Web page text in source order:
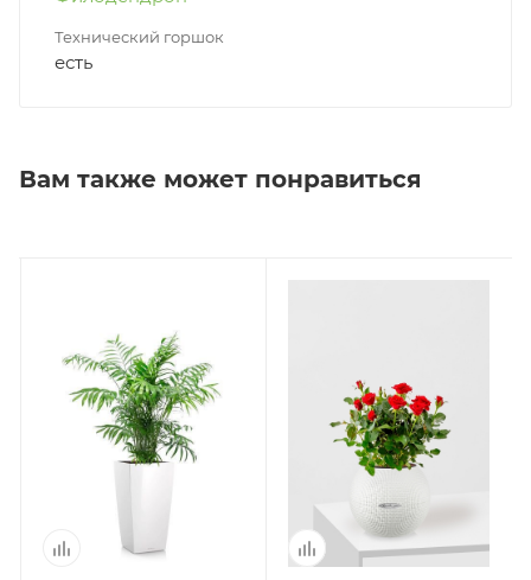
Технический горшок
есть
Вам также может понравиться